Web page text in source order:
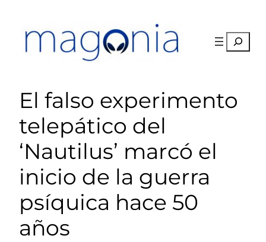
contenido
Buscar
El falso experimento
telepático del
‘Nautilus’ marcó el
inicio de la guerra
psíquica hace 50
años